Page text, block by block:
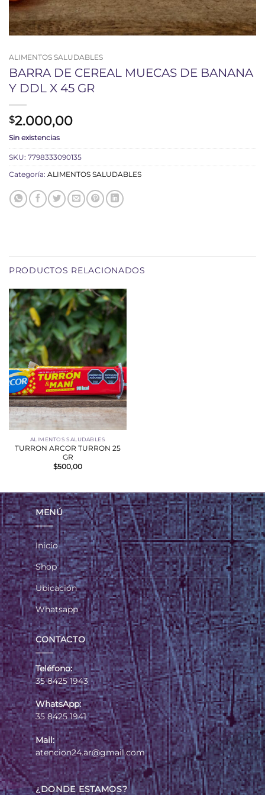
ALIMENTOS SALUDABLES
BARRA DE CEREAL MUECAS DE BANANA
Y DDL X 45 GR
$2.000,00
Sin existencias
SKU: 7798333090135
Categoría: ALIMENTOS SALUDABLES
PRODUCTOS RELACIONADOS
ALIMENTOS SALUDABLES
TURRON ARCOR TURRON 25
GR
$500,00
MENÚ
Inicio
Shop
Ubicación
Whatsapp
CONTACTO
Teléfono:
35 8425 1943
WhatsApp:
35 8425 1941
Mail:
atencion24.ar@gmail.com
¿DONDE ESTAMOS?